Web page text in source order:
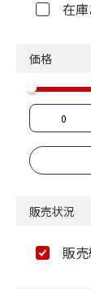
在
価格
販売状況
販